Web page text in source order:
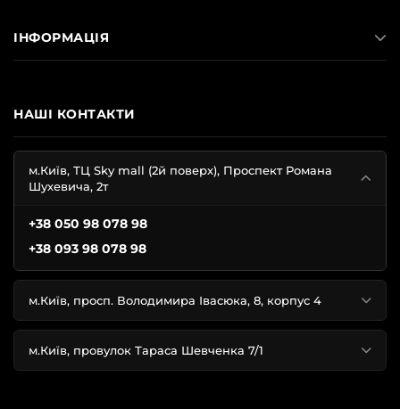
НАШІ КОНТАКТИ
м.Київ, ТЦ Sky mall (2й поверх), Проспект Романа
Шухевича, 2т
+38 050 98 078 98
+38 093 98 078 98
м.Київ, просп. Володимира Івасюка, 8, корпус 4
м.Київ, провулок Тараса Шевченка 7/1
ІНФОРМАЦІЯ